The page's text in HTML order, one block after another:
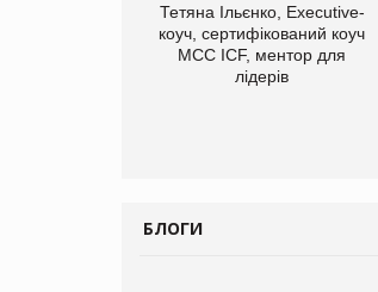
Тетяна Ільєнко, Executive-
коуч, сертифікований коуч
МСС ICF, ментор для
лідерів
БЛОГИ